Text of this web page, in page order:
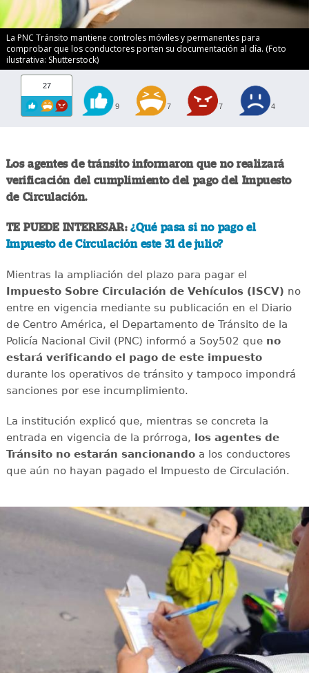
La PNC Tránsito mantiene controles móviles y permanentes para
comprobar que los conductores porten su documentación al día. (Foto
ilustrativa: Shutterstock)
27
9 7 7 4
Los agentes de tránsito informaron que no realizará
verificación del cumplimiento del pago del Impuesto
de Circulación.
TE PUEDE INTERESAR:¿Qué pasa si no pago el
Impuesto de Circulación este 31 de julio?
Mientras la ampliación del plazo para pagar el
Impuesto Sobre Circulación de Vehículos (ISCV) no
entre en vigencia mediante su publicación en el Diario
de Centro América, el Departamento de Tránsito de la
Policía Nacional Civil (PNC) informó a Soy502 que no
estará verificando el pago de este impuesto
durante los operativos de tránsito y tampoco impondrá
sanciones por ese incumplimiento.
La institución explicó que, mientras se concreta la
entrada en vigencia de la prórroga, los agentes de
Tránsito no estarán sancionandoa los conductores
que aún no hayan pagado el Impuesto de Circulación.